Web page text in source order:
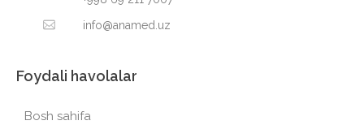
info@anamed.uz
Foydali havolalar
Bosh sahifa